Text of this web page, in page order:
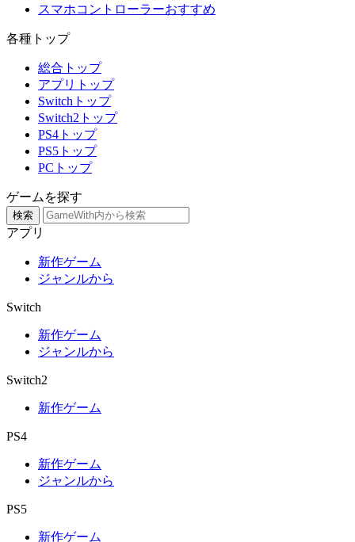
スマホコントローラーおすすめ
各種トップ
総合トップ
アプリトップ
Switchトップ
Switch2トップ
PS4トップ
PS5トップ
PCトップ
ゲームを探す
検索
アプリ
新作ゲーム
ジャンルから
Switch
新作ゲーム
ジャンルから
Switch2
新作ゲーム
PS4
新作ゲーム
ジャンルから
PS5
新作ゲーム